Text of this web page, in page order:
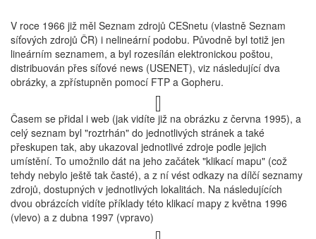
V roce 1966 již měl Seznam zdrojů CESnetu (vlastně Seznam
síťových zdrojů ČR) i nelineární podobu. Původně byl totiž jen
lineárním seznamem, a byl rozesílán elektronickou poštou,
distribuován přes síťové news (USENET), viz následující dva
obrázky, a zpřístupněn pomocí FTP a Gopheru.
Časem se přidal i web (jak vidíte již na obrázku z června 1995), a
celý seznam byl "roztrhán" do jednotlivých stránek a také
přeskupen tak, aby ukazoval jednotlivé zdroje podle jejich
umístění. To umožnilo dát na jeho začátek "klikací mapu" (což
tehdy nebylo ještě tak časté), a z ní vést odkazy na dílčí seznamy
zdrojů, dostupných v jednotlivých lokalitách. Na následujících
dvou obrázcích vidíte příklady této klikací mapy z května 1996
(vlevo) a z dubna 1997 (vpravo)